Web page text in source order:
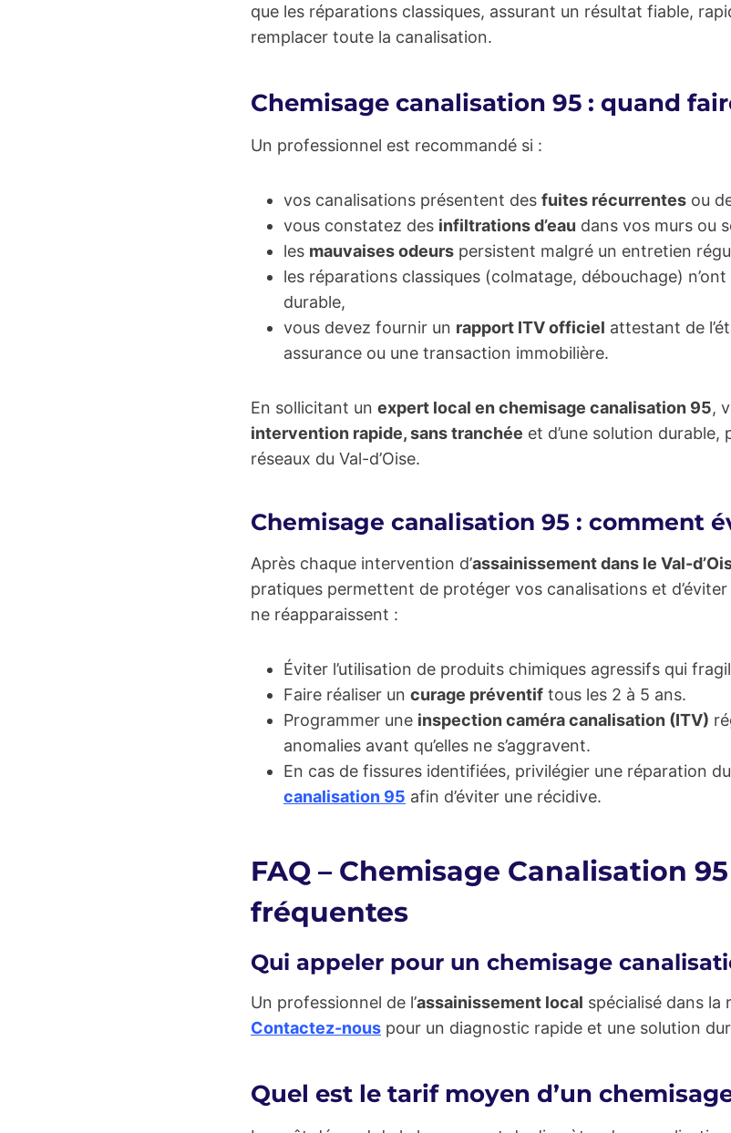
que les réparations classiques, assurant un résultat fiable,
remplacer toute la canalisation.
Chemisage canalisation 95 : quand
Un professionnel est recommandé si :
vos canalisations présentent des fuites récurrentes ou
vous constatez des infiltrations d’eau dans vos murs ou
les mauvaises odeurs persistent malgré un entretien
les réparations classiques (colmatage, débouchage)
durable,
vous devez fournir un rapport ITV officiel attestant de
assurance ou une transaction immobilière.
En sollicitant un expert local en chemisage canalisation 95,
intervention rapide, sans tranchée et d’une solution
réseaux du Val-d’Oise.
Chemisage canalisation 95 : comment
Après chaque intervention d’assainissement dans le Val-
pratiques permettent de protéger vos canalisations et
ne réapparaissent :
Éviter l’utilisation de produits chimiques agressifs qui
Faire réaliser un curage préventif tous les 2 à 5 ans.
Programmer une inspection caméra canalisation (ITV)
anomalies avant qu’elles ne s’aggravent.
En cas de fissures identifiées, privilégier une réparation
canalisation 95 afin d’éviter une récidive.
FAQ – Chemisage Canalisation
fréquentes
Qui appeler pour un chemisage
Un professionnel de l’assainissement local spécialisé dans la
Contactez-nous pour un diagnostic rapide et une solution
Quel est le tarif moyen d’un